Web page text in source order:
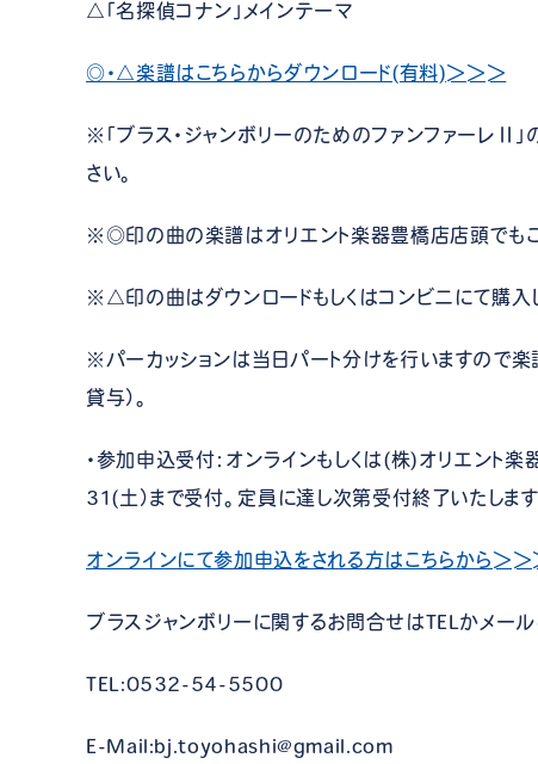
△「名探偵コナン」メインテーマ
◎・△楽譜はこちらからダウンロード(有料)＞＞＞
※「ブラス・ジャンボリーのためのファンファーレⅡ
さい。
※◎印の曲の楽譜はオリエント楽器豊橋店店頭でも
※△印の曲はダウンロードもしくはコンビニにて購入し
※パーカッションは当日パート分けを行いますので
貸与）。
・参加申込受付：オンラインもしくは(株)オリエン
31(土）まで受付。定員に達し次第受付終了いたします
オンラインにて参加申込をされる方はこちらから＞＞
ブラスジャンボリーに関するお問合せはTELかメール
TEL:0532-54-5500
E-Mail:bj.toyohashi@gmail.com